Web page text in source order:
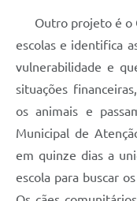
Outro projeto é o
escolas e identifica
vulnerabilidade e
situações
os animais e
Municipal de
em quinze dias a
escola para buscar